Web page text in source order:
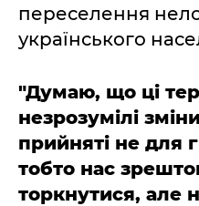
переселення
українського
"Думаю, що ці
незрозумілі
прийняті не для
тобто нас
торкнутися, але